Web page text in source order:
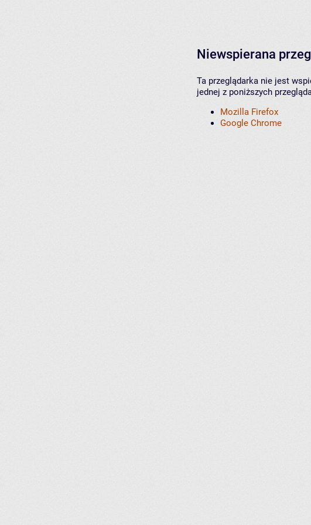
Niewspierana
Ta przeglądarka nie jest
jednej z poniższych
Mozilla Firefox
Google Chrome